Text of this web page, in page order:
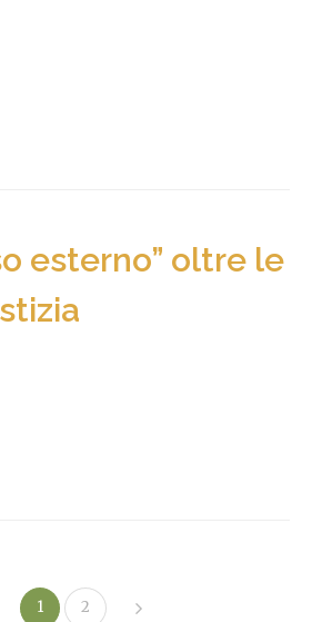
esterno” oltre le
1 2